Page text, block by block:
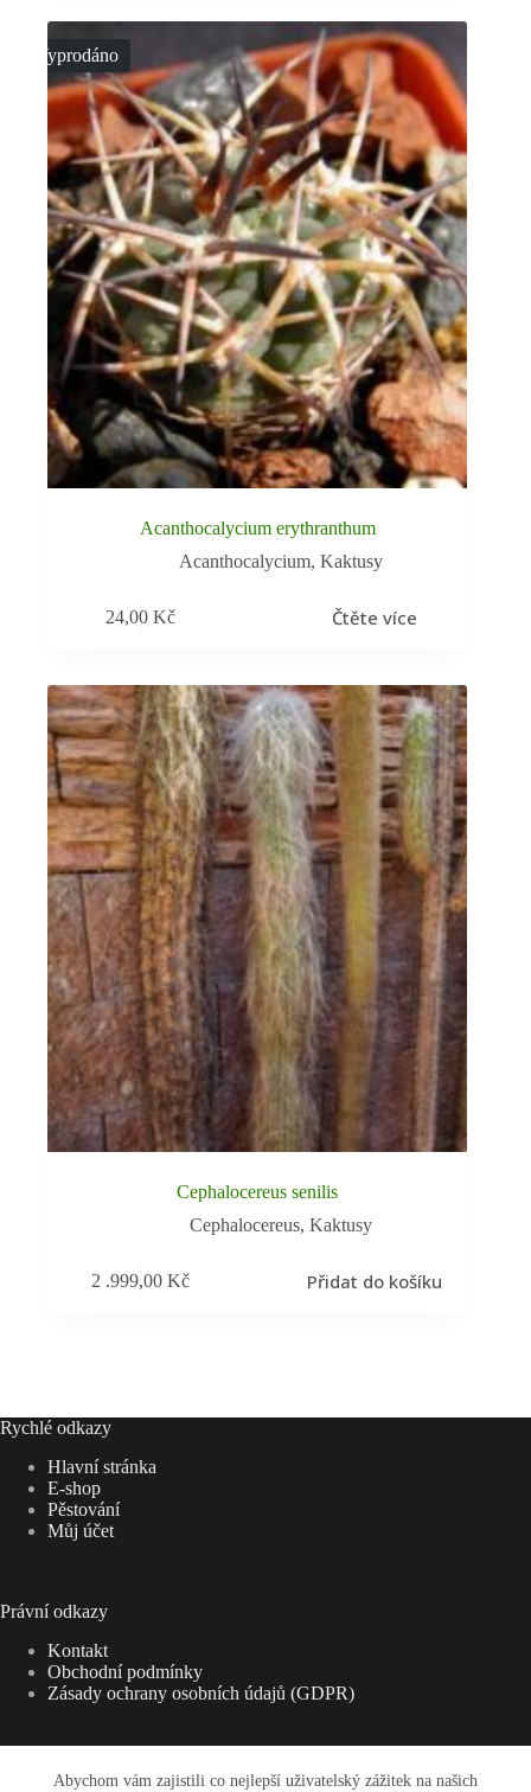
Abychom vám zajistili co nejlepší uživatelský zážitek na našich
Vyprodáno
Acanthocalycium erythranthum
Acanthocalycium,Kaktusy
24,00Kč Čtěte více
Cephalocereus senilis
Cephalocereus,Kaktusy
2 .999,00Kč Přidat do košíku
Rychlé odkazy
Hlavní stránka
E-shop
Pěstování
Můj účet
Právní odkazy
Kontakt
Obchodní podmínky
Zásady ochrany osobních údajů (GDPR)